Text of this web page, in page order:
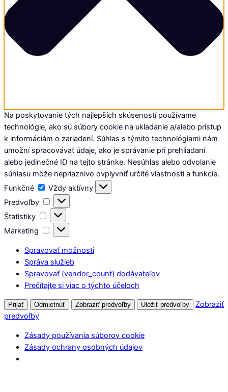
Na poskytovanie tých najlepších skúseností používame
technológie, ako sú súbory cookie na ukladanie a/alebo prístup
k informáciám o zariadení. Súhlas s týmito technológiami nám
umožní spracovávať údaje, ako je správanie pri prehliadaní
alebo jedinečné ID na tejto stránke. Nesúhlas alebo odvolanie
súhlasu môže nepriaznivo ovplyvniť určité vlastnosti a funkcie.
Funkčné
Funkčné
Vždy aktívny
Predvoľby
Predvoľby
Štatistiky
Štatistiky
Marketing
Marketing
Spravovať možnosti
Správa služieb
Spravovať {vendor_count} dodávateľov
Prečítajte si viac o týchto účeloch
Prijať Odmietnúť Zobraziť predvoľby Uložiť predvoľby
Zobraziť
predvoľby
Zásady používania súborov cookie
Zásady ochrany osobných údajov